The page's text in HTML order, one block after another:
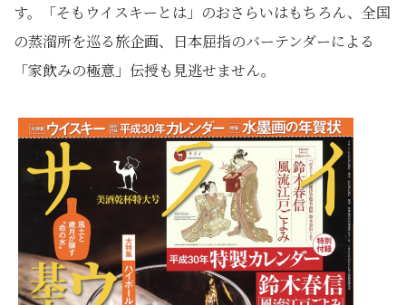
す。「そもウイスキーとは」のおさらいはもちろん、全国
の蒸溜所を巡る旅企画、日本屈指のバーテンダーによる
「家飲みの極意」伝授も見逃せません。